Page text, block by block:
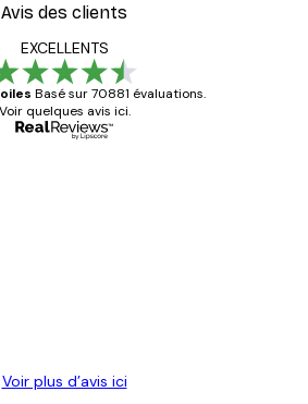
Avis des clients
EXCELLENTS
Basé sur 70881 évaluations.
Voir quelques avis ici.
Voir plus d’avis ici